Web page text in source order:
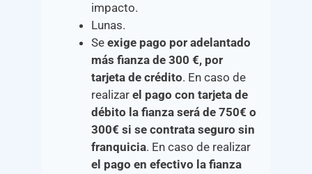
impacto.
Lunas.
Se exige pago por adelantado
más fianza de 300 €, por
tarjeta de crédito. En caso de
realizar el pago con tarjeta de
débito la fianza será de 750€ o
300€ si se contrata seguro sin
franquicia. En caso de realizar
el pago en efectivo la fianza